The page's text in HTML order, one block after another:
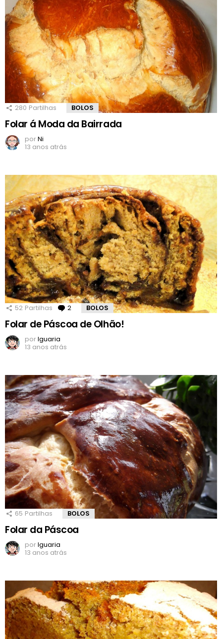
280 Partilhas BOLOS
Folar á Moda da Bairrada
porNi
13 anos atrás
52 Partilhas 2 Comentários
BOLOS
Folar de Páscoa de Olhão!
porIguaria
13 anos atrás
65 Partilhas BOLOS
Folar da Páscoa
porIguaria
13 anos atrás